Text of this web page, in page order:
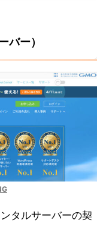
バー）
タルサーバーの契